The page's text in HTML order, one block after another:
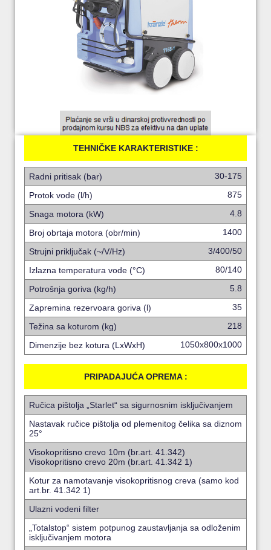
TEHNIČKE KARAKTERISTIKE :
Radni pritisak (bar)
30-175
Protok vode (l/h)
875
Snaga motora (kW)
4.8
Broj obrtaja motora (obr/min)
1400
Strujni priključak (~/V/Hz)
3/400/50
Izlazna temperatura vode (°C)
80/140
Potrošnja goriva (kg/h)
5.8
Zapremina rezervoara goriva (l)
35
Težina sa koturom (kg)
218
Dimenzije bez kotura (LxWxH)
1050x800x1000
PRIPADAJUĆA OPREMA :
Ručica pištolja „Starlet“ sa sigurnosnim isključivanjem
Nastavak ručice pištolja od plemenitog čelika sa diznom
25°
Visokopritisno crevo 10m (br.art. 41.342)
Visokopritisno crevo 20m (br.art. 41.342 1)
Kotur za namotavanje visokopritisnog creva (samo kod
art.br. 41.342 1)
Ulazni vodeni filter
„Totalstop“ sistem potpunog zaustavljanja sa odloženim
isključivanjem motora